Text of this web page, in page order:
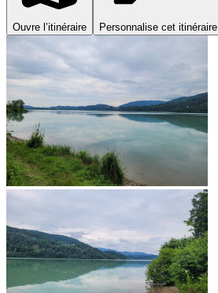
Ouvre l’itinéraire Personnalise cet itinéraire